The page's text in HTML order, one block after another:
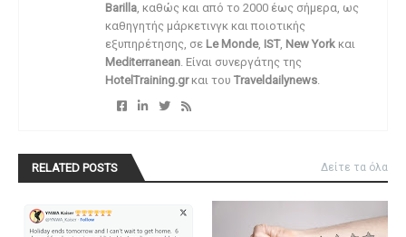
Barilla, καθώς και από το 2000 έως σήμερα, ως
καθηγητής μάρκετινγκ και ποιοτικής
εξυπηρέτησης, σε Le Monde, IST, New York και
Mediterranean. Είναι συνεργάτης της
HotelTraining.grκαι του Traveldailynews.
RELATED POSTS Δείτε τα όλα